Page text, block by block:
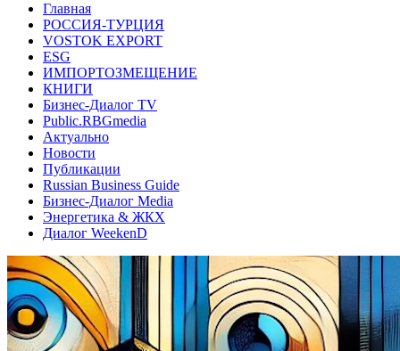
Главная
РОССИЯ-ТУРЦИЯ
VOSTOK EXPORT
ESG
ИМПОРТОЗМЕЩЕНИЕ
КНИГИ
Бизнес-Диалог TV
Public.RBGmedia
Актуально
Новости
Публикации
Russian Business Guide
Бизнес-Диалог Media
Энергетика & ЖКХ
Диалог WeekenD